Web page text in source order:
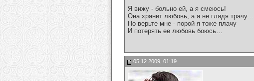
Я вижу - больно ей, а я смеюсь!
Она хранит любовь, а я не глядя трачу…
Но верьте мне - порой я тоже плачу
И потерять ее любовь боюсь…
05.12.2009, 01:19